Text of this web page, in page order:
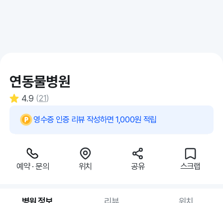
연동물병원
4.9 (21)
영수증 인증 리뷰 작성하면 1,000원 적립
예약 · 문의 위치 공유 스크랩